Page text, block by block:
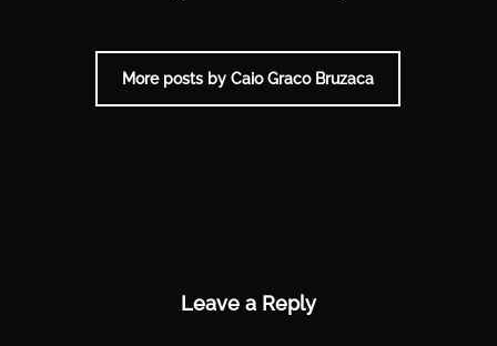
More posts by Caio Graco Bruzaca
Leave a Reply